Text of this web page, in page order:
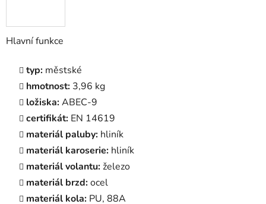
Hlavní funkce
typ: městské
hmotnost: 3,96 kg
ložiska:ABEC-9
certifikát: EN 14619
materiál paluby: hliník
materiál karoserie: hliník
materiál volantu:železo
materiál brzd:ocel
materiál kola: PU, 88A